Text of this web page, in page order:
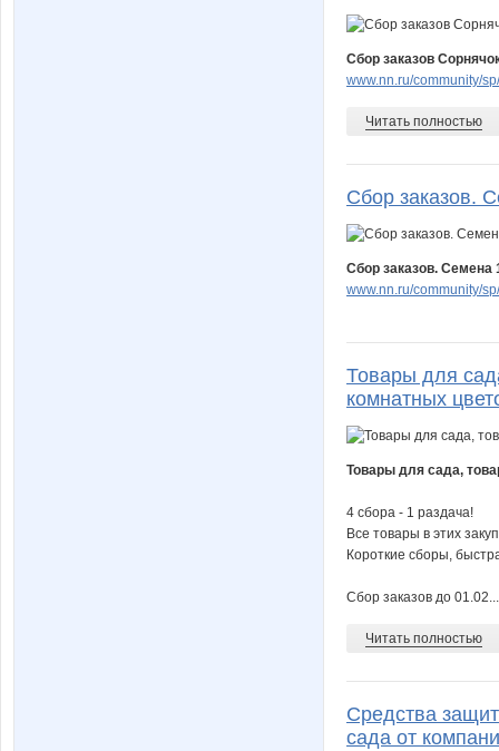
Сбор заказов
www.nn.ru/community/
Читать полностью
Сбор заказов.
Сбор заказов. Семена
www.nn.ru/community/
Товары для
комнатных
Товары для сада,
4 сбора - 1 раздача!
Все товары в этих
Короткие сборы,
Сбор заказов до
Читать полностью
Средства
сада от